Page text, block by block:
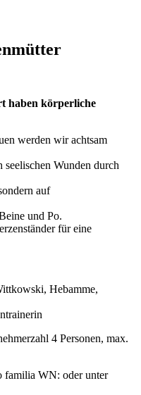
haben körperliche
werden wir achtsam
Wunden durch
auf
und Po.
für eine
Hebamme,
4 Personen, max.
familia WN: oder unter